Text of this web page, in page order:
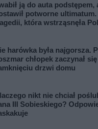
ją do auta podstępem,
potworne
która wstrząsnęła
harówka była najgorsza.
chłopek zaczynał
drzwi domu
nikt nie chciał
III Sobieskiego?